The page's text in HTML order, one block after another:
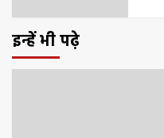
इन्हें भी पढ़े